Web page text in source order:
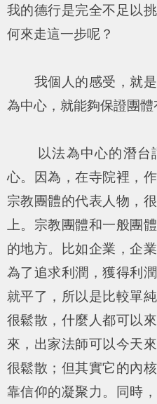
我的德行是完全不足以
何來走這一步呢？
我個人的感受，就是
為中心，就能夠保證團體
以法為中心的潛台
心。因為，在寺院裡，
宗教團體的代表人物，
上。宗教團體和一般團
的地方。比如企業，企
為了追求利潤，獲得利
就平了，所以是比較單
很鬆散，什麼人都可以
來，出家法師可以今天
很鬆散；但其實它的內
靠信仰的凝聚力。同時